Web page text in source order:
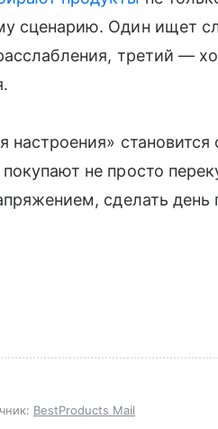
сценарию. Один ищет
третий —
настроения»
не просто
сделать
BestProducts Mail